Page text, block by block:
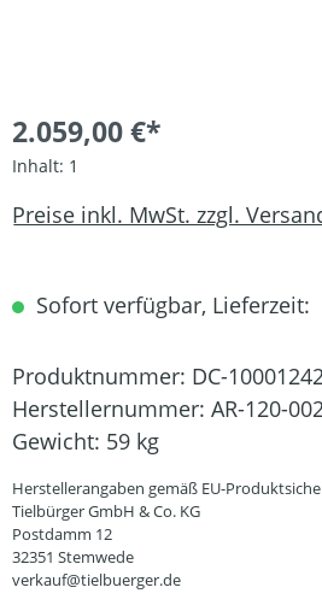
2.059,00 €*
Inhalt: 1
Preise inkl. MwSt. zzgl.
Sofort verfügbar, Lieferzeit:
Produktnummer: DC-
Herstellernummer: AR-120-
Gewicht: 59 kg
Herstellerangaben gemäß EU-
Tielbürger GmbH & Co. KG
Postdamm 12
32351 Stemwede
verkauf@tielbuerger.de